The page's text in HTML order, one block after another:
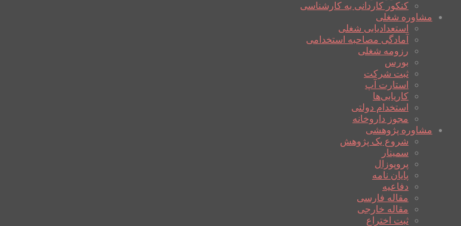
کنکور کاردانی به کارشناسی
مشاوره شغلی
استعدادیابی شغلی
آمادگی مصاحبه استخدامی
رزومه شغلی
بورس
ثبت شرکت
استارت آپ
کاریابی‌ها
استخدام دولتی
مجوز داروخانه
مشاوره پژوهشی
شروع یک پژوهش
سمینار
پروپوزال
پایان نامه
دفاعیه
مقاله فارسی
مقاله خارجی
ثبت اختراع